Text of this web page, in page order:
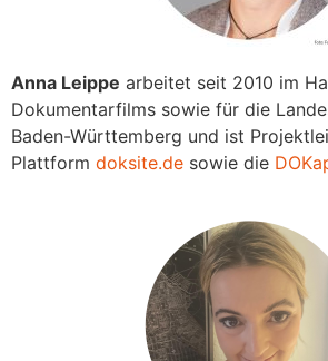
Anna Leippe arbeitet seit 2010 im
Dokumentarfilms sowie für die
Baden-Württemberg und ist
Plattform doksite.de sowie die